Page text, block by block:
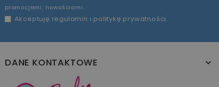
promocjami, nowościami.
Akceptuję regulamin i politykę prywatności.
DANE KONTAKTOWE